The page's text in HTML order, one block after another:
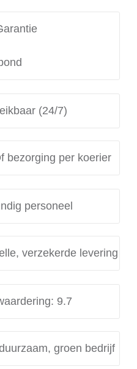
(24/7)
bezorging per koerier
personeel
verzekerde levering
9.7
groen bedrijf